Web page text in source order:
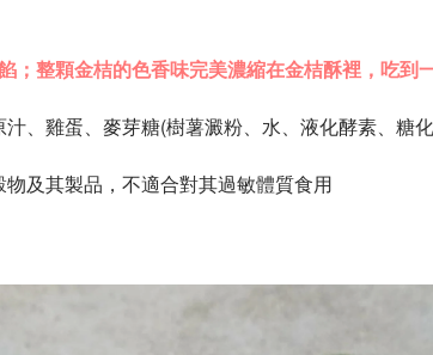
； 整顆金桔的色香味完美濃縮在金桔酥裡， 吃到
汁、雞蛋、 麥芽糖(樹薯澱粉、水、液化酵素、 糖
物及其製品，不適合對其過敏體質食用